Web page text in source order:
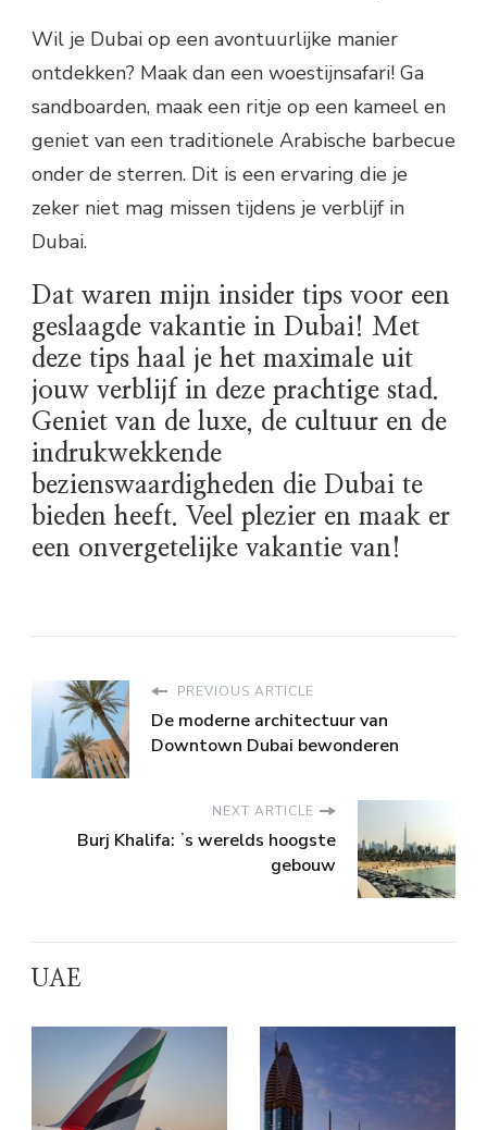
Wil je Dubai op een avontuurlijke manier
ontdekken? Maak dan een woestijnsafari! Ga
sandboarden, maak een ritje op een kameel en
geniet van een traditionele Arabische barbecue
onder de sterren. Dit is een ervaring die je
zeker niet mag missen tijdens je verblijf in
Dubai.
Dat waren mijn insider tips voor een
geslaagde vakantie in Dubai! Met
deze tips haal je het maximale uit
jouw verblijf in deze prachtige stad.
Geniet van de luxe, de cultuur en de
indrukwekkende
bezienswaardigheden die Dubai te
bieden heeft. Veel plezier en maak er
een onvergetelijke vakantie van!
PREVIOUS ARTICLE
De moderne architectuur van
Downtown Dubai bewonderen
NEXT ARTICLE
Burj Khalifa: ʼs werelds hoogste
gebouw
UAE